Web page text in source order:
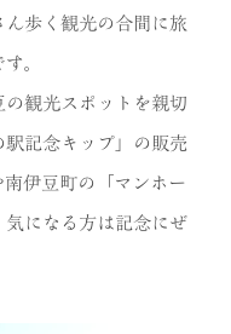
歩く観光の合間に旅
。
観光スポットを親切
記念キップ」の販売
伊豆町の「マンホー
気になる方は記念にぜ